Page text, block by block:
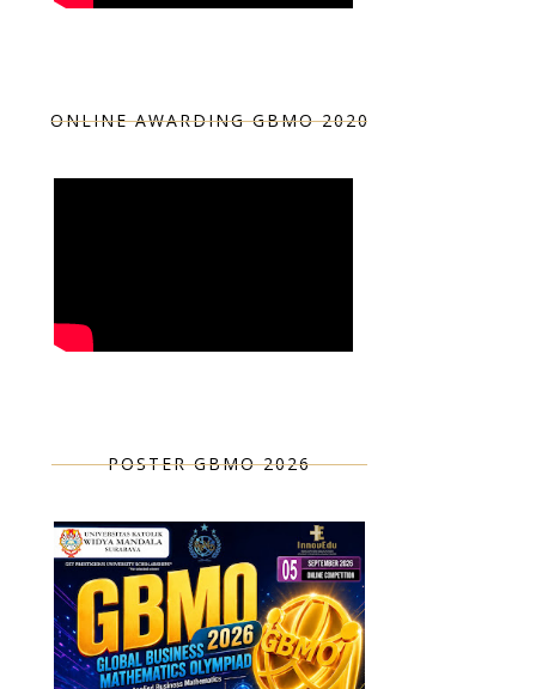
ONLINE AWARDING GBMO 2020
POSTER GBMO 2026